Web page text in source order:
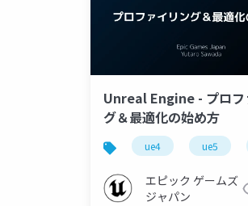
Unreal Engine - プロフ
グ＆最適化の始め方
ue4 ue5
エピック ゲームズ
ジャパン